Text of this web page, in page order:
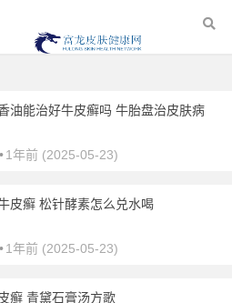
油能治好牛皮癣吗 牛胎盘治皮肤病
•1年前 (2025-05-23)
皮癣 松针酵素怎么兑水喝
•1年前 (2025-05-23)
癣 青黛石膏汤方歌